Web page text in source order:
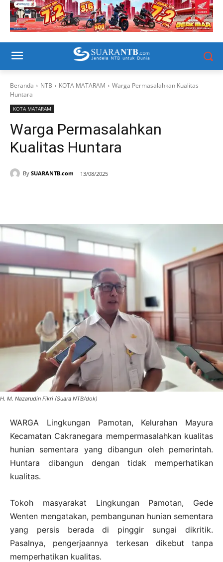
Beranda NTB KOTA MATARAM
Warga Permasalahkan Kualitas
Huntara
KOTA MATARAM
Warga Permasalahkan
Kualitas Huntara
By SUARANTB.com 13/08/2025
H. M. Nazarudin Fikri (Suara NTB/dok)
WARGA Lingkungan Pamotan, Kelurahan Mayura
Kecamatan Cakranegara mempermasalahkan kualitas
hunian sementara yang dibangun oleh pemerintah.
Huntara dibangun dengan tidak memperhatikan
kualitas.
Tokoh masyarakat Lingkungan Pamotan, Gede
Wenten mengatakan, pembangunan hunian sementara
yang persis berada di pinggir sungai dikritik.
Pasalnya, pengerjaannya terkesan dikebut tanpa
memperhatikan kualitas.